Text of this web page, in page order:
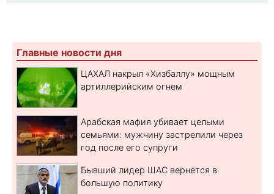
Главные новости дня
ЦАХАЛ накрыл «Хизбаллу» мощным
артиллерийским огнем
Арабская мафия убивает целыми
семьями: мужчину застрелили через
год после его супруги
Бывший лидер ШАС вернется в
большую политику